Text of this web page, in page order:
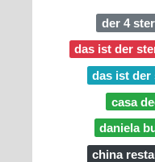
der 4
das ist der
das ist der
casa
daniela
china